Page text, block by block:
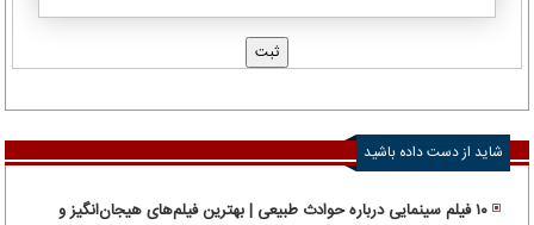
شاید از دست داده باشید
۱۰ فیلم سینمایی درباره حوادث طبیعی | بهترین فیلم‌های هیجان‌انگیز و